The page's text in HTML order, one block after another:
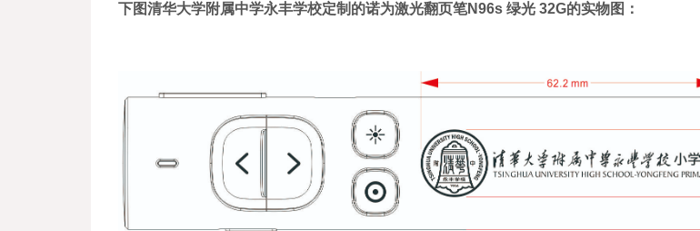
下图清华大学附属中学永丰学校定制的诺为激光翻页笔N96s 绿光 32G的实物图：